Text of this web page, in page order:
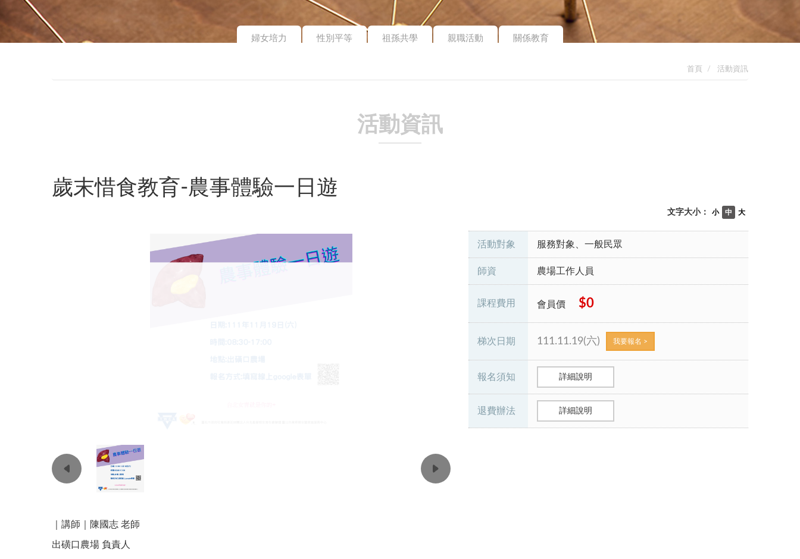
婦女培力 性別平等 祖孫共學 親職活動 關係教育
首頁 活動資訊
活動資訊
歲末惜食教育-農事體驗一日遊
大
中
小
文字大小：
活動對象 服務對象、一般民眾
師資 農場工作人員
課程費用 會員價 $0
梯次日期 111.11.19(六) 我要報名 >
報名須知 詳細說明
退費辦法 詳細說明
｜講師｜陳國志 老師
出磺口農場 負責人